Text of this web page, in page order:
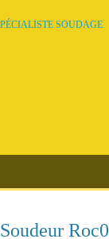
Soudeur Roc0